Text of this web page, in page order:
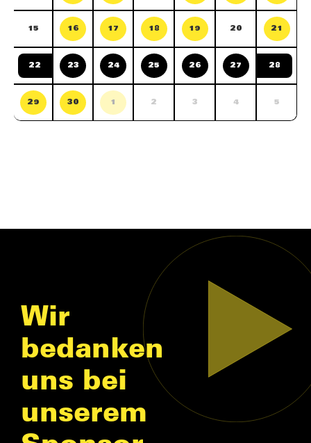
15 16 17 18 19 20 21
22 23 24 25 26 27 28
29 30 1 2 3 4 5
Wir
bedanken
uns bei
unserem